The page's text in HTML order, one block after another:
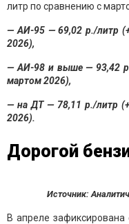
литр по сравнению с
— АИ-95 — 69,02 р./литр
2026),
— АИ-98 и выше — 93,42
мартом 2026),
— на ДТ — 78,11 р./литр
2026).
Дорогой
Источник:
В апреле